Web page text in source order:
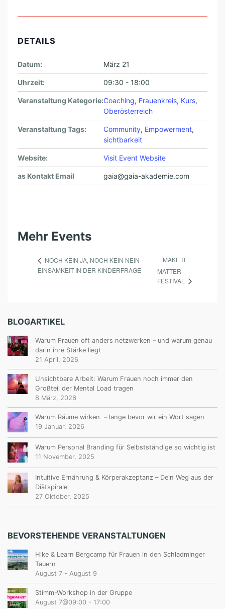
DETAILS
Datum: März 21
Uhrzeit: 09:30 - 18:00
Veranstaltung Kategorie:Coaching, Frauenkreis, Kurs,
Oberösterreich
Veranstaltung Tags: Community, Empowerment,
sichtbarkeit
Website: Visit Event Website
as Kontakt Email gaia@gaia-akademie.com
Mehr Events
NOCH KEIN JA, NOCH KEIN NEIN –
EINSAMKEIT IN DER KINDERFRAGE
MAKE IT
MATTER
FESTIVAL
BLOGARTIKEL
Warum Frauen oft anders netzwerken – und warum genau
darin ihre Stärke liegt
21 April, 2026
Unsichtbare Arbeit: Warum Frauen noch immer den
Großteil der Mental Load tragen
8 März, 2026
Warum Räume wirken – lange bevor wir ein Wort sagen
19 Januar, 2026
Warum Personal Branding für Selbstständige so wichtig ist
11 November, 2025
Intuitive Ernährung & Körperakzeptanz – Dein Weg aus der
Diätspirale
27 Oktober, 2025
BEVORSTEHENDE VERANSTALTUNGEN
Hike & Learn Bergcamp für Frauen in den Schladminger
Tauern
August 7 - August 9
Stimm-Workshop in der Gruppe
August 7@09:00 - 17:00